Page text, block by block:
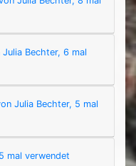
Julia Bechter, 6 mal
Julia Bechter, 5 mal
mal verwendet